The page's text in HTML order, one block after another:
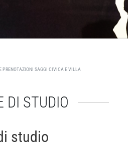
PRENOTAZIONI SAGGI CIVICA E VILLA
DI STUDIO
studio